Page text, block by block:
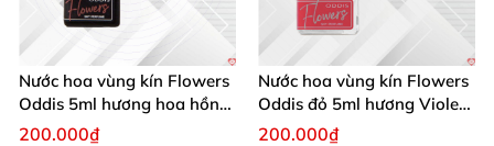
Nước hoa vùng kín Flowers
Oddis 5ml hương hoa hồng
thơm lâu quyến rũ
200.000₫
Nước hoa vùng kín Flowers
Oddis đỏ 5ml hương Violet
thơm lâu quyến rũ hấp dẫn
200.000₫